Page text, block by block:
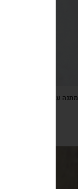
מתנה עם מסר, אבן אהוה